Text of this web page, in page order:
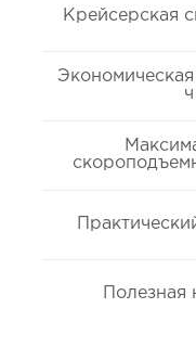
Крейсерская
ч
Полезная